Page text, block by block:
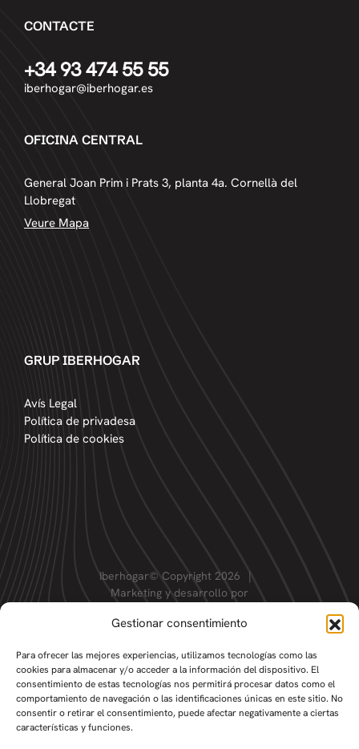
Gestionar consentimiento
Para ofrecer las mejores experiencias, utilizamos tecnologías como las
cookies para almacenar y/o acceder a la información del dispositivo. El
consentimiento de estas tecnologías nos permitirá procesar datos como el
comportamiento de navegación o las identificaciones únicas en este sitio. No
consentir o retirar el consentimiento, puede afectar negativamente a ciertas
características y funciones.
CONTACTE
+34 93 474 55 55
iberhogar@iberhogar.es
OFICINA CENTRAL
General Joan Prim i Prats 3, planta 4a. Cornellà del
Llobregat
Veure Mapa
GRUP IBERHOGAR
Avís Legal
Política de privadesa
Política de cookies
Iberhogar© Copyright 2026
Marketing y desarrollo por